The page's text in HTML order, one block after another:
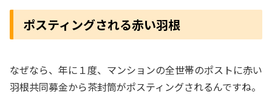
ポスティングされる赤い羽根
なぜなら、年に１度、マンションの全世帯のポストに赤い
羽根共同募金から茶封筒がポスティングされるんですね。